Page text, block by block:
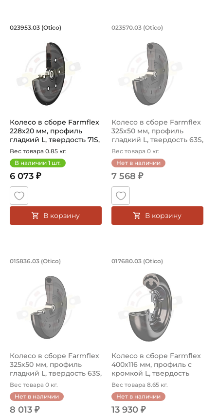
Колесо в сборе Farmflex 228х20 мм,
023953.03 (Otico)
Колесо в сборе Farmflex
228х20 мм, профиль
гладкий L, твердость 71S,
ди...
Вес товара 0.85 кг.
В наличии 1 шт.
6 073 ₽
В корзину
Колесо в сборе
023570.03 (Otico)
Колесо в сборе Farmflex
325х50 мм, профиль
гладкий L, твердость 63S,
ди...
Вес товара 0 кг.
Нет в наличии
7 568 ₽
В корзину
Колесо в сборе Farmflex 325х50 мм,
015836.03 (Otico)
Колесо в сборе Farmflex
325х50 мм, профиль
гладкий L, твердость 63S,
ди...
Вес товара 0 кг.
Нет в наличии
8 013 ₽
Колесо в сборе
017680.03 (Otico)
Колесо в сборе Farmflex
400х116 мм, профиль с
кромкой L, твердость
63S,...
Вес товара 8.65 кг.
Нет в наличии
13 930 ₽